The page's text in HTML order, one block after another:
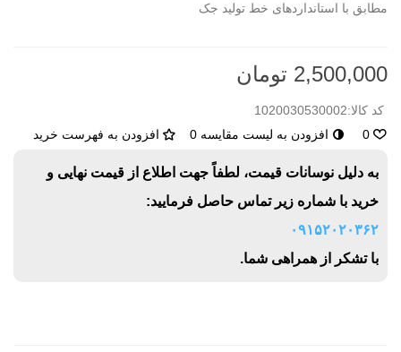
مطابق با استانداردهای خط تولید جک
2,500,000 تومان
کد کالا:1020030530002
0
افزودن به لیست مقایسه 0 افزودن به فهرست خرید
به دلیل نوسانات قیمت، لطفاً جهت اطلاع از قیمت نهایی و
خرید با شماره زیر تماس حاصل فرمایید:
۰۹۱۵۲۰۲۰۳۶۲
با تشکر از همراهی شما.